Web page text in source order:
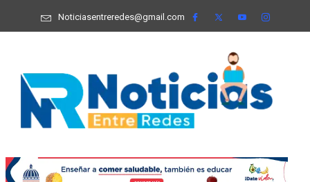
Noticiasentreredes@gmail.com